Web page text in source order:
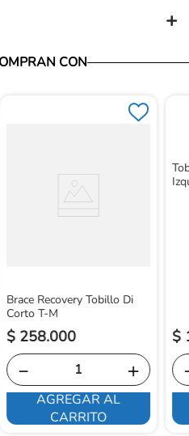
+
16CmLx37CmAnx29CmAL
18CmLx39CmAnx31CmAL
políticas de garantía, ingresa al
cambios-y-
terminos-y-condiciones
políticas de devoluciones,
reversion-de-pago
CON
Brace Recovery Tobillo Di
Corto T-M
$ 258.000
＋
－
AGREGAR AL
CARRITO
$